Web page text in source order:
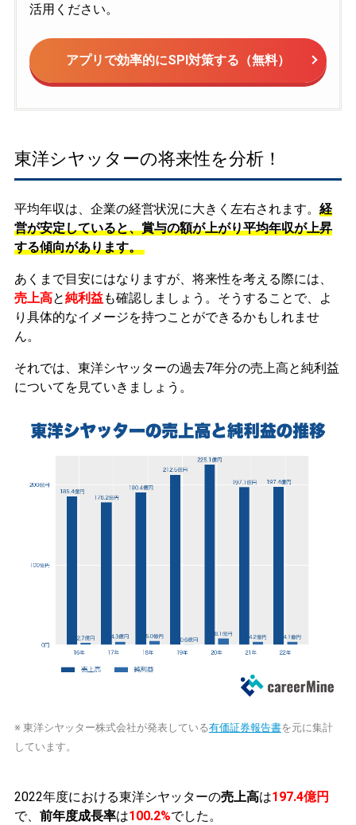
活用ください。
アプリで効率的にSPI対策する（無料）
東洋シヤッターの将来性を分析！
平均年収は、企業の経営状況に大きく左右されます。 経
営が安定していると、賞与の額が上がり平均年収が上昇
する傾向があります。
あくまで目安にはなりますが、将来性を考える際には、
売上高と純利益も確認しましょう。そうすることで、よ
り具体的なイメージを持つことができるかもしれませ
ん。
それでは、東洋シヤッターの過去7年分の売上高と純利益
についてを見ていきましょう。
※ 東洋シヤッター株式会社が発表している有価証券報告書を元に集計
しています。
2022年度における東洋シヤッターの売上高は197.4億円
で、 前年度成長率は100.2%でした。